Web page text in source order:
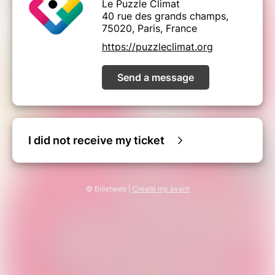
pour diviser par deux l'empreinte carbone
moyenne des français·es en 5 ans, sans revenir
à la lampe à huile !
Cet atelier a été créé par Benoit Marienval,
Thierry Sifodil et Aurélien Déragne. Une équipe
projet de 10 contributeurs.rices participe à son
Le Puzzle Climat
40 rue des grands champs,
75020, Paris, France
https://puzzleclimat.org
Send a message
I did not receive my ticket
© Billetweb | Create my event